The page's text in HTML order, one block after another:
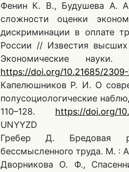
Фенин К. В., Будушева А.
сложности оценки
дискриминации в оплате
России // Известия
Экономические
https://doi.org/10.21685/
Капелюшников Р. И. О
полусоциологические
110–128. https://doi.org/
UNYYZD
Гребер Д. Бредовая
бессмысленного труда. М. :
Дворникова О. Ф.,